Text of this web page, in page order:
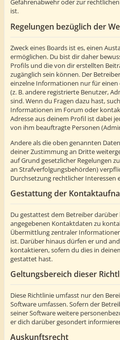
Gefahrenabwehr oder zur
ist.
Regelungen bezüglich der
Zweck eines Boards ist es, einen
ermöglichen. Du bist dir daher
Profils und die von dir erstellten
zugänglich sein können. Der
einzelne Informationen nur für
(z. B. andere registrierte Benutzer,
sind. Wenn du Fragen dazu hast,
Informationen im Forum oder
Adresse aus deinem Profil ist dabei
von ihm beauftragte Personen
Andere als die oben genannten
deiner Zustimmung an Dritte
auf Grund gesetzlicher Regelungen
an Strafverfolgungsbehörden)
Durchsetzung rechtlicher Interessen
Gestattung der
Du gestattest dem Betreiber
angegebenen Kontaktdaten zu
Übermittlung zentraler
ist. Darüber hinaus dürfen er und
kontaktieren, sofern du dies in
gestattet hast.
Geltungsbereich dieser
Diese Richtlinie umfasst nur den
Software umfassen. Sofern der
seiner Software weitere
er dich darüber gesondert
Auskunftsrecht